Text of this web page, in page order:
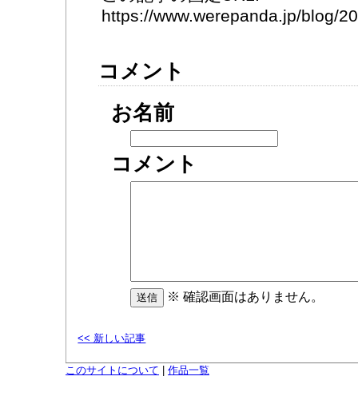
https://www.werepanda.jp/blog/
コメント
お名前
コメント
※ 確認画面はありません。
<< 新しい記事
このサイトについて 作品一覧